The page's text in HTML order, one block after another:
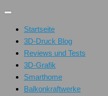
Unter
Inhalt
Startseite
3D-Druck Blog
Reviews und Tests
3D-Grafik
Smarthome
Balkonkraftwerke